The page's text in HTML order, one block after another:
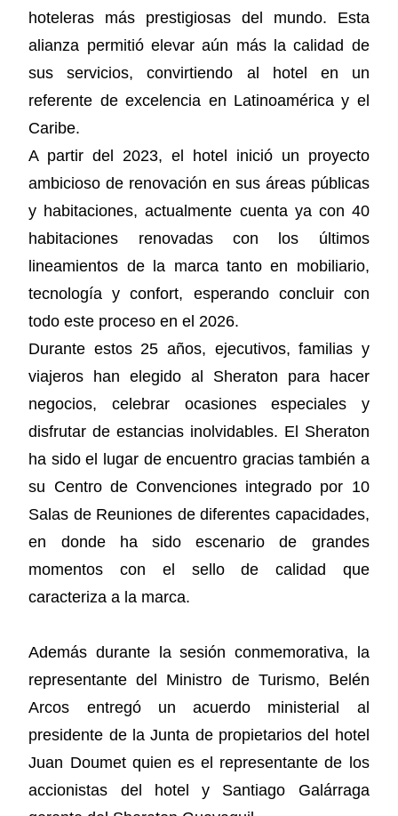
hoteleras más prestigiosas del mundo. Esta
alianza permitió elevar aún más la calidad de
sus servicios, convirtiendo al hotel en un
referente de excelencia en Latinoamérica y el
Caribe.
A partir del 2023, el hotel inició un proyecto
ambicioso de renovación en sus áreas públicas
y habitaciones, actualmente cuenta ya con 40
habitaciones renovadas con los últimos
lineamientos de la marca tanto en mobiliario,
tecnología y confort, esperando concluir con
todo este proceso en el 2026.
Durante estos 25 años, ejecutivos, familias y
viajeros han elegido al Sheraton para hacer
negocios, celebrar ocasiones especiales y
disfrutar de estancias inolvidables. El Sheraton
ha sido el lugar de encuentro gracias también a
su Centro de Convenciones integrado por 10
Salas de Reuniones de diferentes capacidades,
en donde ha sido escenario de grandes
momentos con el sello de calidad que
caracteriza a la marca.
Además durante la sesión conmemorativa, la
representante del Ministro de Turismo, Belén
Arcos entregó un acuerdo ministerial al
presidente de la Junta de propietarios del hotel
Juan Doumet quien es el representante de los
accionistas del hotel y Santiago Galárraga